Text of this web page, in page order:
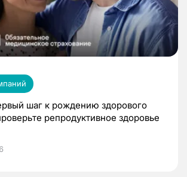
шаг к рождению здорового
репродуктивное здоровье